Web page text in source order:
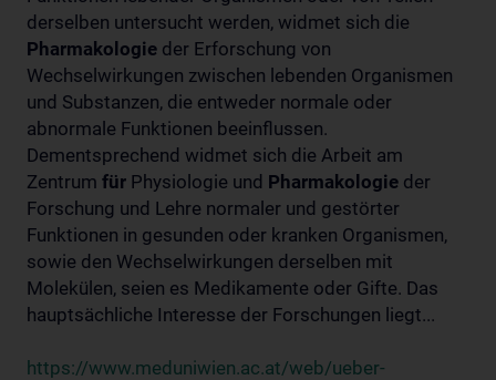
derselben untersucht werden, widmet sich die
Pharmakologie der Erforschung von
Wechselwirkungen zwischen lebenden Organismen
und Substanzen, die entweder normale oder
abnormale Funktionen beeinflussen.
Dementsprechend widmet sich die Arbeit am
Zentrum für Physiologie und Pharmakologie der
Forschung und Lehre normaler und gestörter
Funktionen in gesunden oder kranken Organismen,
sowie den Wechselwirkungen derselben mit
Molekülen, seien es Medikamente oder Gifte. Das
hauptsächliche Interesse der Forschungen liegt...
https://www.meduniwien.ac.at/web/ueber-